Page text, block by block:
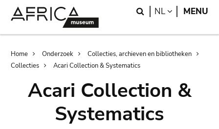
Search
NL LANGUAGE
MENU
Breadcrumb
Home Onderzoek
Collecties, archieven en bibliotheken
Collecties
Acari Collection & Systematics
Acari Collection &
Systematics